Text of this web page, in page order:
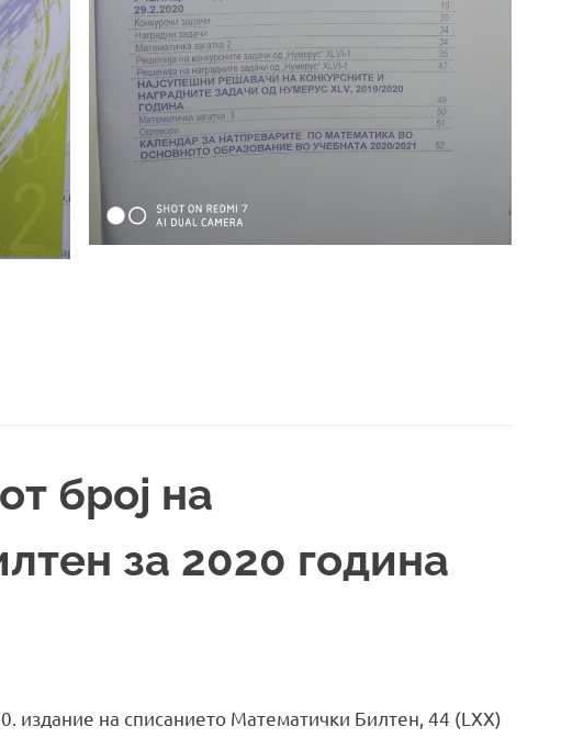
број на
за 2020 година
издание на списанието Матeматички Билтен, 44 (LXX)